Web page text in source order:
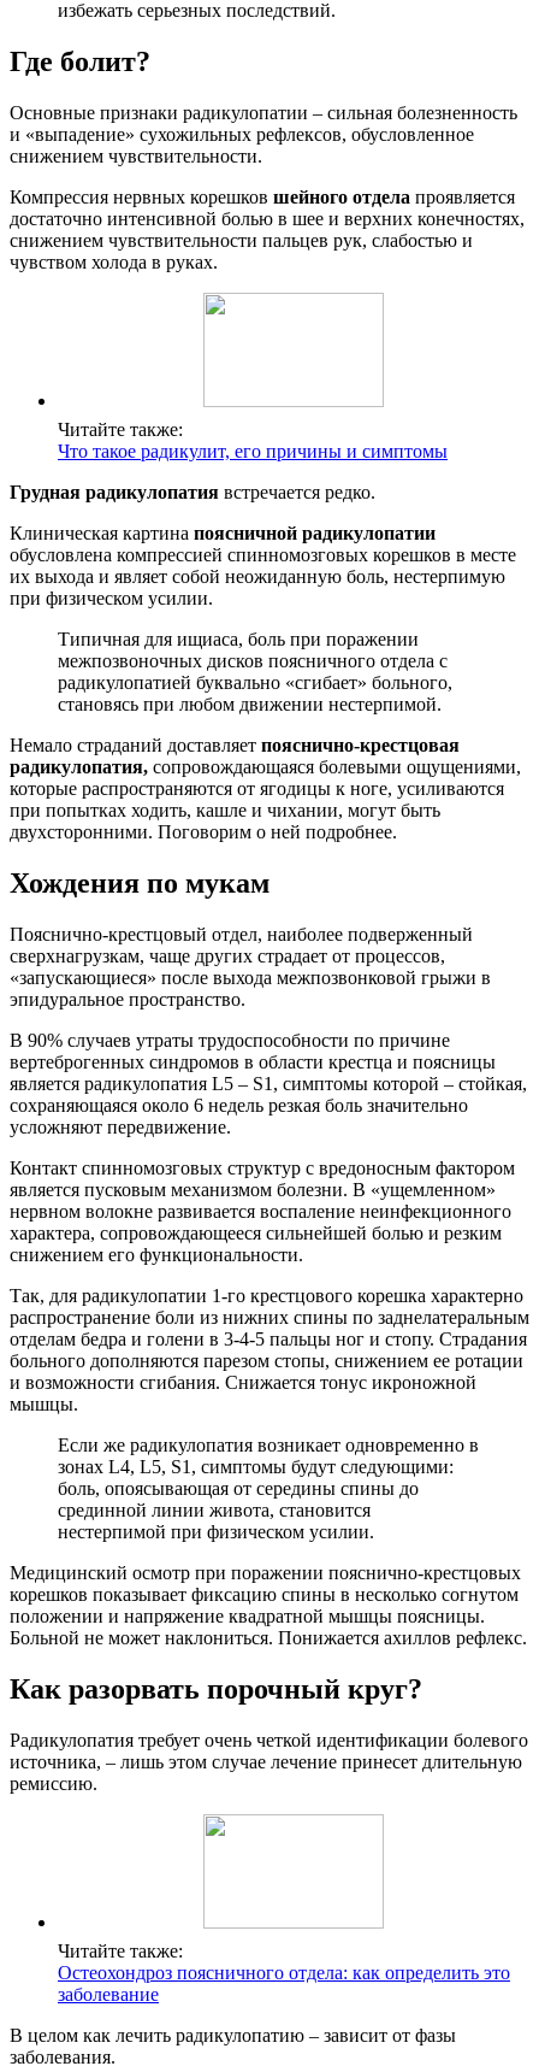
избежать серьезных последствий.
Где болит?
Основные признаки радикулопатии – сильная болезненность
и «выпадение» сухожильных рефлексов, обусловленное
снижением чувствительности.
Компрессия нервных корешков шейного отдела проявляется
достаточно интенсивной болью в шее и верхних конечностях,
снижением чувствительности пальцев рук, слабостью и
чувством холода в руках.
Читайте также:
Что такое радикулит, его причины и симптомы
Грудная радикулопатия встречается редко.
Клиническая картина поясничной радикулопатии
обусловлена компрессией спинномозговых корешков в месте
их выхода и являет собой неожиданную боль, нестерпимую
при физическом усилии.
Типичная для ищиаса, боль при поражении
межпозвоночных дисков поясничного отдела с
радикулопатией буквально «сгибает» больного,
становясь при любом движении нестерпимой.
Немало страданий доставляет пояснично-крестцовая
радикулопатия, сопровождающаяся болевыми ощущениями,
которые распространяются от ягодицы к ноге, усиливаются
при попытках ходить, кашле и чихании, могут быть
двухсторонними. Поговорим о ней подробнее.
Хождения по мукам
Пояснично-крестцовый отдел, наиболее подверженный
сверхнагрузкам, чаще других страдает от процессов,
«запускающиеся» после выхода межпозвонковой грыжи в
эпидуральное пространство.
В 90% случаев утраты трудоспособности по причине
вертеброгенных синдромов в области крестца и поясницы
является радикулопатия L5 – S1, симптомы которой – стойкая,
сохраняющаяся около 6 недель резкая боль значительно
усложняют передвижение.
Контакт спинномозговых структур с вредоносным фактором
является пусковым механизмом болезни. В «ущемленном»
нервном волокне развивается воспаление неинфекционного
характера, сопровождающееся сильнейшей болью и резким
снижением его функциональности.
Так, для радикулопатии 1-го крестцового корешка характерно
распространение боли из нижних спины по заднелатеральным
отделам бедра и голени в 3-4-5 пальцы ног и стопу. Страдания
больного дополняются парезом стопы, снижением ее ротации
и возможности сгибания. Снижается тонус икроножной
мышцы.
Если же радикулопатия возникает одновременно в
зонах L4, L5, S1, симптомы будут следующими:
боль, опоясывающая от середины спины до
срединной линии живота, становится
нестерпимой при физическом усилии.
Медицинский осмотр при поражении пояснично-крестцовых
корешков показывает фиксацию спины в несколько согнутом
положении и напряжение квадратной мышцы поясницы.
Больной не может наклониться. Понижается ахиллов рефлекс.
Как разорвать порочный круг?
Радикулопатия требует очень четкой идентификации болевого
источника, – лишь этом случае лечение принесет длительную
ремиссию.
Читайте также:
Остеохондроз поясничного отдела: как определить это
заболевание
В целом как лечить радикулопатию – зависит от фазы
заболевания.